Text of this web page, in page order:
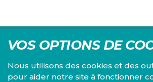
VOS OPTIONS DE
Nous utilisons des cookies et des
pour aider notre site à fonctionner